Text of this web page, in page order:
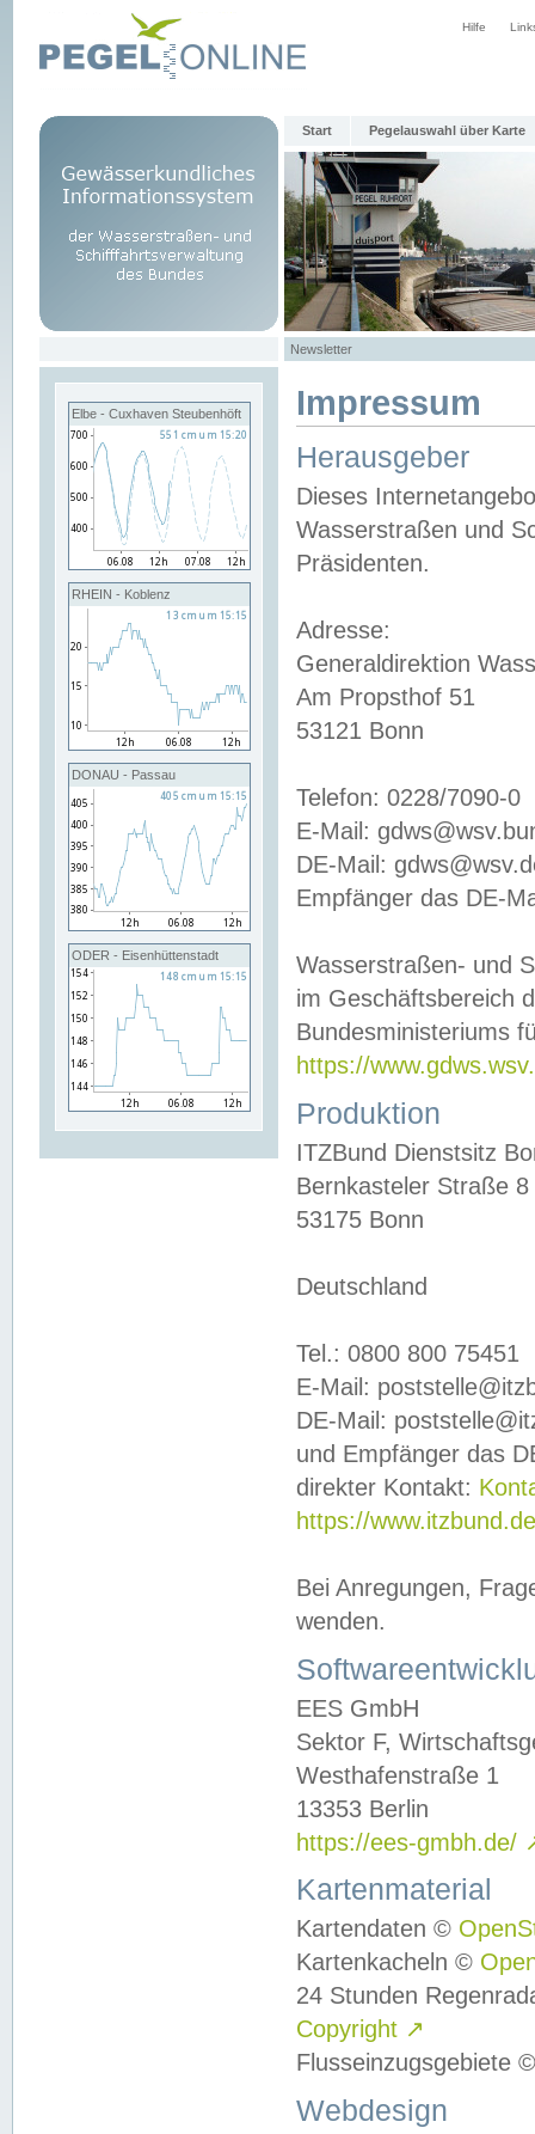
Hilfe
Start Pegelauswahl über Karte
Newsletter
Elbe - Cuxhaven Steubenhöft
RHEIN - Koblenz
DONAU - Passau
ODER - Eisenhüttenstadt
Impressum
Herausgeber
Dieses
Wasserstraßen und
Präsidenten.
Adresse:
Generaldirektion
Am Propsthof 51
53121 Bonn
Telefon: 0228/7090-0
E-Mail:
DE-Mail:
Empfänger das DE-
Wasserstraßen- und
im Geschäftsbereich
Bundesministeriums
https://
Produktion
ITZBund Dienstsitz
Bernkasteler Straße 8
53175 Bonn
Deutschland
Tel.: 0800 800 75451
E-Mail:
DE-Mail:
und Empfänger das
direkter Kontakt:
https://
Bei Anregungen,
wenden.
EES GmbH
Sektor F,
Westhafenstraße 1
13353 Berlin
https://ees-gmbh.de/
Kartenmaterial
Kartendaten ©
Kartenkacheln ©
24 Stunden
Copyright ↗
Flusseinzugsgebiete
Webdesign